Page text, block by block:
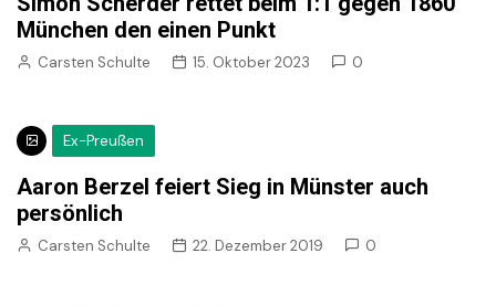
München den einen Punkt
Carsten Schulte 15. Oktober 2023 0
Ex-Preußen
Aaron Berzel feiert Sieg in Münster auch
persönlich
Carsten Schulte 22. Dezember 2019 0